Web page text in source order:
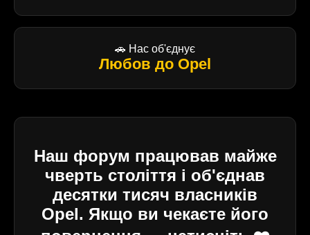
🚗 Нас об'єднує
Любов до Opel
Наш форум працював майже
чверть століття і об'єднав
десятки тисяч власників
Opel. Якщо ви чекаєте його